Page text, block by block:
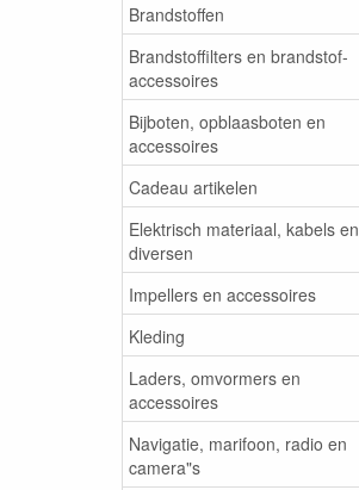
Brandstoffen
Brandstoffilters en brandstof-
accessoires
Bijboten, opblaasboten en
accessoires
Cadeau artikelen
Elektrisch materiaal, kabels en
diversen
Impellers en accessoires
Kleding
Laders, omvormers en
accessoires
Navigatie, marifoon, radio en
camera"s